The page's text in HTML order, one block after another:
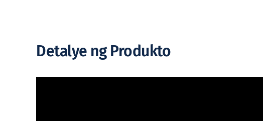
Detalye ng Produkto